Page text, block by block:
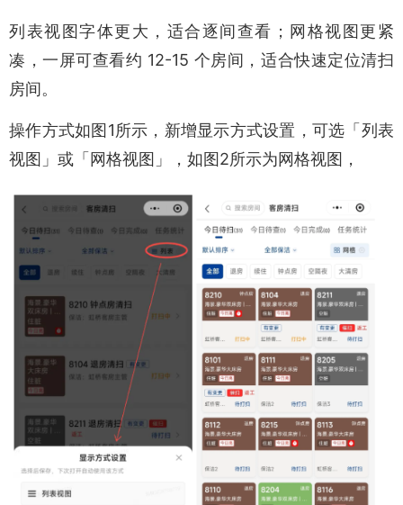
列表视图字体更大，适合逐间查看；网格视图更紧
凑，一屏可查看约 12-15 个房间，适合快速定位清扫
房间。
操作方式如图1所示，新增显示方式设置，可选「列表
视图」或「网格视图」，如图2所示为网格视图，